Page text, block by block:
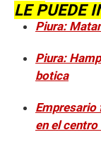
LE PUEDE
Piura:
Piura:
botica
Empresario
en el centro